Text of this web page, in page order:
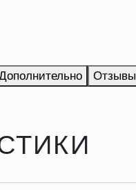
Отзывы